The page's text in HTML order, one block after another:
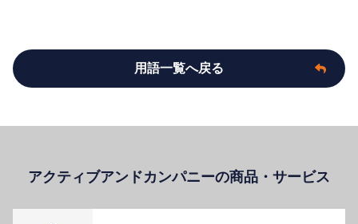
用語一覧へ戻る
アクティブアンドカンパニーの商品・サービス